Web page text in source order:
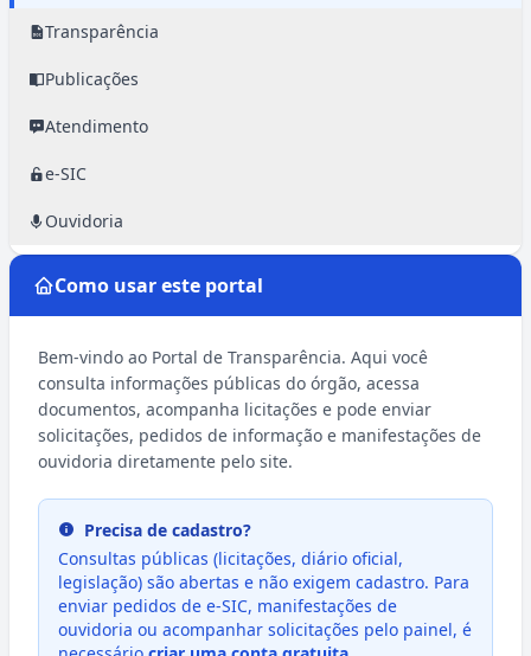
Transparência
Publicações
Atendimento
e-SIC
Ouvidoria
Como usar este portal
Bem-vindo ao Portal de Transparência. Aqui você
consulta informações públicas do órgão, acessa
documentos, acompanha licitações e pode enviar
solicitações, pedidos de informação e manifestações de
ouvidoria diretamente pelo site.
Precisa de cadastro?
Consultas públicas (licitações, diário oficial,
legislação) são abertas e não exigem cadastro. Para
enviar pedidos de e-SIC, manifestações de
ouvidoria ou acompanhar solicitações pelo painel, é